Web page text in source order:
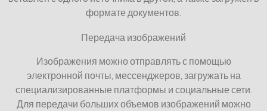
формате документов.
Передача изображений
Изображения можно отправлять с помощью
электронной почты, мессенджеров, загружать на
специализированные платформы и социальные сети.
Для передачи больших объемов изображений можно